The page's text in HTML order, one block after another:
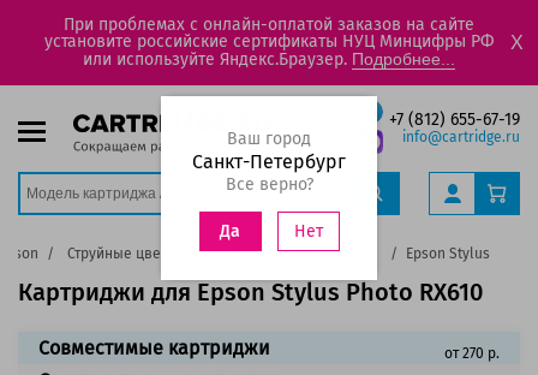
При проблемах с онлайн-оплатой заказов на сайте
установите российские сертификаты НУЦ Минцифры РФ
или используйте Яндекс.Браузер. Подробнее...
X
+7 (812) 655-67-19
info@cartridge.ru
Ваш город
Санкт-Петербург
Все верно?
Да Нет
Epson Струйные цветные принтеры Stylus Photo Epson Stylus Photo
Картриджи для Epson Stylus Photo RX610
Совместимые картриджи от 270 р.